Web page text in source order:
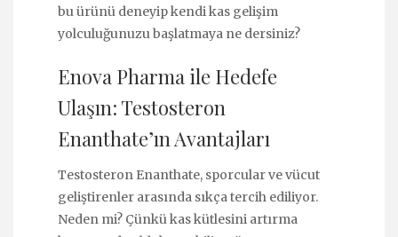
bu ürünü deneyip kendi kas gelişim
yolculuğunuzu başlatmaya ne dersiniz?
Enova Pharma ile Hedefe
Ulaşın: Testosteron
Enanthate’ın Avantajları
Testosteron Enanthate, sporcular ve vücut
geliştirenler arasında sıkça tercih ediliyor.
Neden mi? Çünkü kas kütlesini artırma